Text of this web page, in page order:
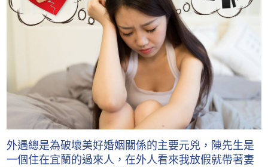
外遇總是為破壞美好婚姻關係的主要元兇，陳先生是
一個住在宜蘭的過來人，在外人看來我放假就帶著妻